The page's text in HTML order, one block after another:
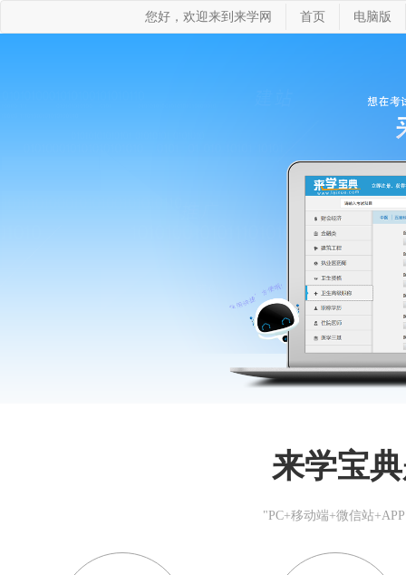
您好，欢迎来到来学网 首页 电脑版
来学宝
"PC+移动端+微信站